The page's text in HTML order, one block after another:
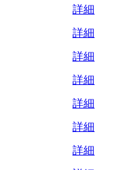
詳細
詳細
詳細
詳細
詳細
詳細
詳細